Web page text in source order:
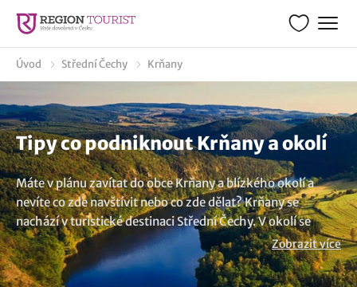
Úvod Střední Čechy Krňany
Tipy co podniknout Krňany a okolí
Máte v plánu zavítat do obce Krňany a blízkého okolí a
nevíte co zde navštívit nebo co zde dělat? Krňany se
nachází v turistické destinaci Střední Čechy. V okolí se
nabízí řada zajímavých míst a tipů kam na výlet. Pokud jste
zvědaví co zde uvidíte, kam se vydat na výlet a na
prohlídku, podívejte se na naši databázi aktivit, výletních
Zobrazit více